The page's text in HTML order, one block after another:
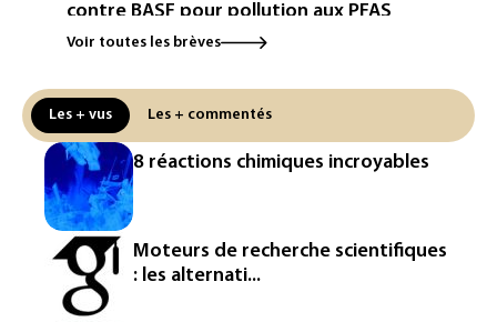
contre BASF pour pollution aux PFAS
Canicule: à l'arrêt depuis fin juillet, la
réseau
Véhicules de livraison autonomes: la
France ouvre la voie à leur
homologation
Iris³: Eutelsat investira 3,4 milliards
d'euros dans la future constellation
européenne
Voir toutes les brèves
Les + vus Les + commentés
8 réactions chimiques incroyables
Moteurs de recherche scientifiques
: les alternati...